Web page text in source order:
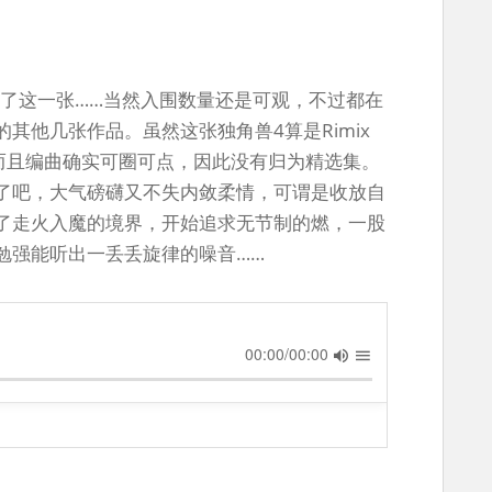
这一张……当然入围数量还是可观，不过都在
其他几张作品。虽然这张独角兽4算是Rimix
编曲确实可圈可点，因此没有归为精选集。
，大气磅礴又不失内敛柔情，可谓是收放自
火入魔的境界，开始追求无节制的燃，一股
强能听出一丢丢旋律的噪音……
00:00/00:00